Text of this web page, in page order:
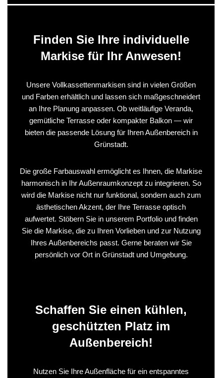
Finden Sie Ihre individuelle
Markise für Ihr Anwesen!
Unsere Vollkassettenmarkisen sind in vielen Größen
und Farben erhältlich und lassen sich maßgeschneidert
an Ihre Planung anpassen. Ob weitläufige Veranda,
gemütliche Terrasse oder kompakter Balkon — wir
bieten die passende Lösung für Ihren Außenbereich in
Grünstadt.
Die große Farbauswahl ermöglicht es Ihnen, die Markise
harmonisch in Ihr Außenraumkonzept zu integrieren. So
wird die Markise nicht nur funktional, sondern auch zum
ästhetischen Akzent, der Ihre Terrasse optisch
aufwertet. Stöbern Sie in unserem Portfolio und finden
Sie die Markise, die zu Ihren Vorlieben und zur Nutzung
Ihres Außenbereichs passt. Gerne beraten wir Sie
persönlich vor Ort in Grünstadt und Umgebung.
Schaffen Sie einen kühlen,
geschützten Platz im
Außenbereich!
Nutzen Sie Ihre Außenfläche für ein entspanntes